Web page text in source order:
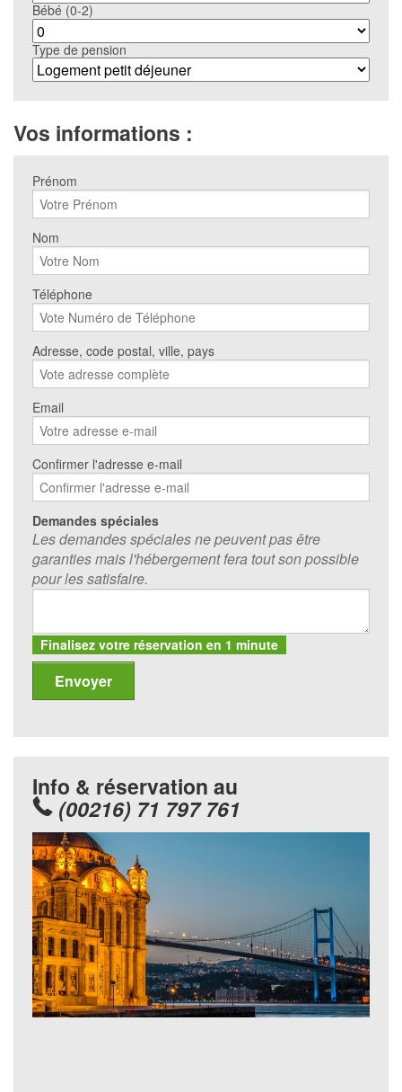
Bébé (0-2)
Type de pension
Vos informations :
Prénom
Nom
Téléphone
Adresse, code postal, ville, pays
Email
Confirmer l'adresse e-mail
Demandes spéciales
Les demandes spéciales ne peuvent pas être
garanties mais l'hébergement fera tout son possible
pour les satisfaire.
Finalisez votre réservation en 1 minute
Info & réservation au
(00216) 71 797 761